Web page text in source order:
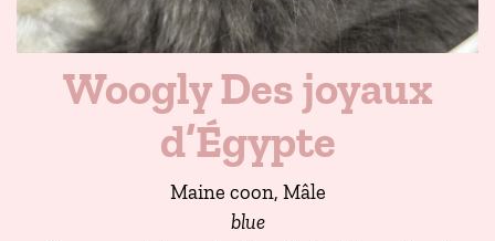
Woogly Des joyaux
d’Égypte
Maine coon, Mâle
blue